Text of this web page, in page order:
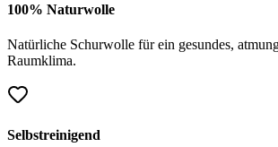
100% Naturwolle
Natürliche Schurwolle für ein gesundes,
Raumklima.
Selbstreinigend